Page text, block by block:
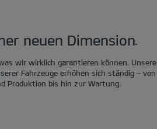
neuen Dimension.
wir wirklich garantieren können. Unsere
Fahrzeuge erhöhen sich ständig – von
Produktion bis hin zur Wartung.